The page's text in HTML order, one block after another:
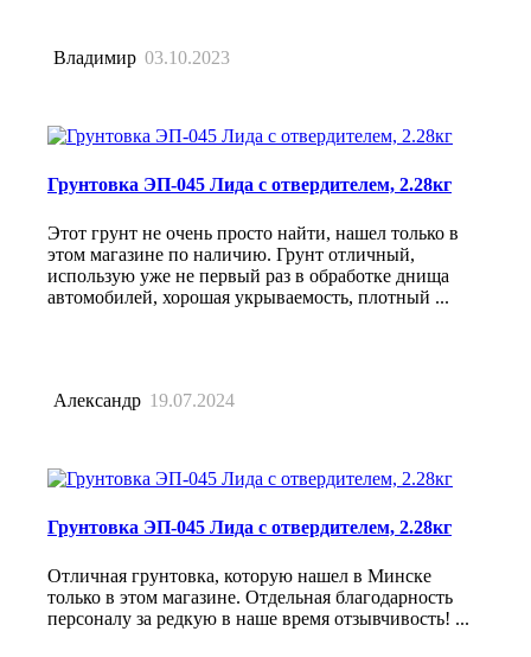
Владимир 03.10.2023
Грунтовка ЭП-045 Лида с отвердителем, 2.28кг
Этот грунт не очень просто найти, нашел только в
этом магазине по наличию. Грунт отличный,
использую уже не первый раз в обработке днища
автомобилей, хорошая укрываемость, плотный ...
Александр 19.07.2024
Грунтовка ЭП-045 Лида с отвердителем, 2.28кг
Отличная грунтовка, которую нашел в Минске
только в этом магазине. Отдельная благодарность
персоналу за редкую в наше время отзывчивость! ...